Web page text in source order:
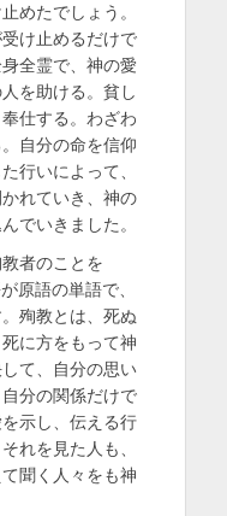
めたでしょう。
け止めるだけで
全霊で、神の愛
を助ける。貧し
仕する。わざわ
自分の命を信仰
行いによって、
れていき、神の
でいきました。
者のことを
原語の単語で、
殉教とは、死ぬ
に方をもって神
て、自分の思い
分の関係だけで
示し、伝える行
れを見た人も、
聞く人々をも神